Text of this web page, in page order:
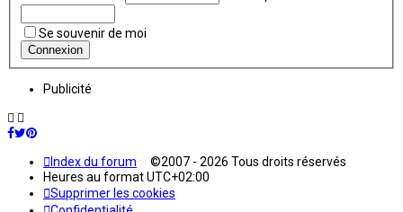
Se souvenir de moi
Publicité
Index du forum ©2007 - 2026 Tous droits réservés
Heures au formatUTC+02:00
Supprimer les cookies